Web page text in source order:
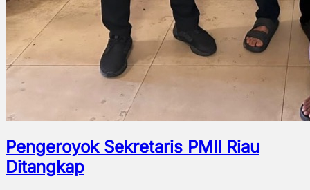
Pengeroyok Sekretaris PMII Riau
Ditangkap